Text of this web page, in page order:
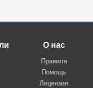
О нас
Правила
Помощь
Лицензия